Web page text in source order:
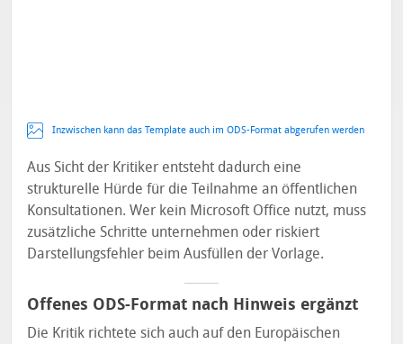
Inzwischen kann das Template auch im ODS-Format abgerufen werden
Aus Sicht der Kritiker entsteht dadurch eine
strukturelle Hürde für die Teilnahme an öffentlichen
Konsultationen. Wer kein Microsoft Office nutzt, muss
zusätzliche Schritte unternehmen oder riskiert
Darstellungsfehler beim Ausfüllen der Vorlage.
Offenes ODS-Format nach Hinweis ergänzt
Die Kritik richtete sich auch auf den Europäischen